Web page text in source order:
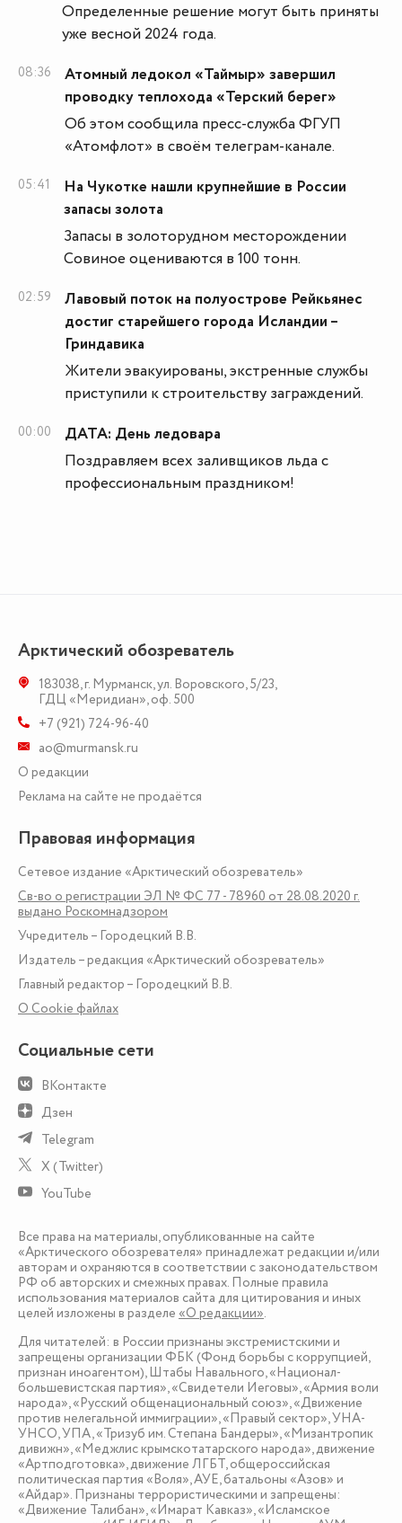
Определенные решение могут быть приняты
уже весной 2024 года.
08:36
Атомный ледокол «Таймыр» завершил
проводку теплохода «Терский берег»
Об этом сообщила пресс-служба ФГУП
«Атомфлот» в своём телеграм-канале.
05:41
На Чукотке нашли крупнейшие в России
запасы золота
Запасы в золоторудном месторождении
Совиное оцениваются в 100 тонн.
02:59
Лавовый поток на полуострове Рейкьянес
достиг старейшего города Исландии –
Гриндавика
Жители эвакуированы, экстренные службы
приступили к строительству заграждений.
00:00
ДАТА: День ледовара
Поздравляем всех заливщиков льда с
профессиональным праздником!
Арктический обозреватель
183038,г. Мурманск,ул. Воровского, 5/23,
ГДЦ «Меридиан», оф. 500
+7 (921) 724-96-40
ao@murmansk.ru
О редакции
Реклама на сайте не продаётся
Правовая информация
Сетевое издание «Арктический обозреватель»
Св-во о регистрации ЭЛ № ФС 77 - 78960 от 28.08.2020 г.
выдано Роскомнадзором
Учредитель – Городецкий В.В.
Издатель – редакция «Арктический обозреватель»
Главный редактор – Городецкий В.В.
О Сookie файлах
Социальные сети
ВКонтакте
Дзен
Telegram
X (Twitter)
YouTube
Все права на материалы, опубликованные на сайте
«Арктического обозревателя» принадлежат редакции и/или
авторам и охраняются в соответствии с законодательством
РФ об авторских и смежных правах. Полные правила
использования материалов сайта для цитирования и иных
целей изложены в разделе «О редакции».
Для читателей: в России признаны экстремистскими и
запрещены организации ФБК (Фонд борьбы с коррупцией,
признан иноагентом), Штабы Навального, «Национал-
большевистская партия», «Свидетели Иеговы», «Армия воли
народа», «Русский общенациональный союз», «Движение
против нелегальной иммиграции», «Правый сектор», УНА-
УНСО, УПА, «Тризуб им. Степана Бандеры», «Мизантропик
дивижн», «Меджлис крымскотатарского народа», движение
«Артподготовка», движение ЛГБТ, общероссийская
политическая партия «Воля», АУЕ, батальоны «Азов» и
«Айдар». Признаны террористическими и запрещены:
«Движение Талибан», «Имарат Кавказ», «Исламское